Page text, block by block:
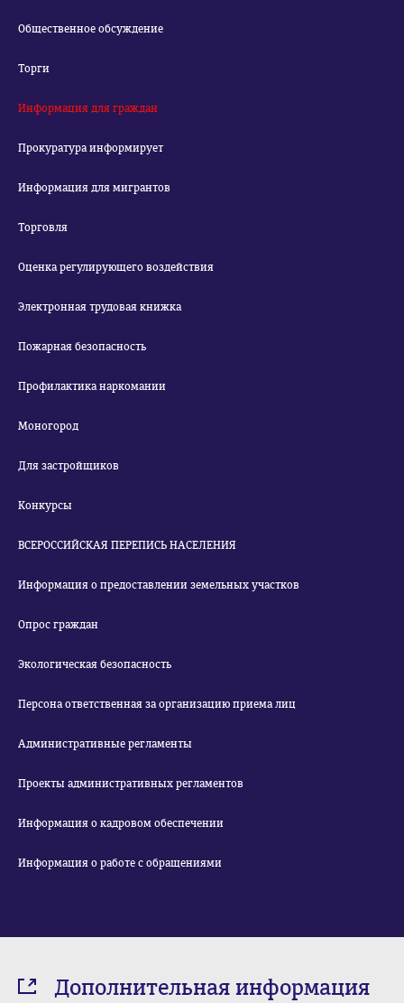
Общественное обсуждение
Торги
Информация для граждан
Прокуратура информирует
Информация для мигрантов
Торговля
Оценка регулирующего воздействия
Электронная трудовая книжка
Пожарная безопасность
Профилактика наркомании
Моногород
Для застройщиков
Конкурсы
ВСЕРОССИЙСКАЯ ПЕРЕПИСЬ НАСЕЛЕНИЯ
Информация о предоставлении земельных участков
Опрос граждан
Экологическая безопасность
Персона ответственная за организацию приема лиц
Административные регламенты
Проекты административных регламентов
Информация о кадровом обеспечении
Информация о работе с обращениями
Дополнительная информация